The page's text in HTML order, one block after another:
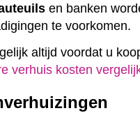
en banken
te voorkomen.
altijd voordat u
verhuis kosten